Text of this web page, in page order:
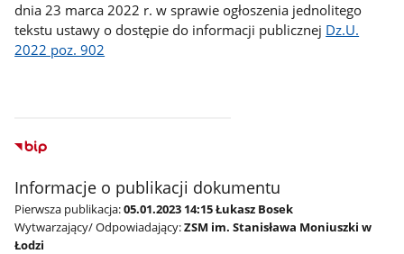
dnia 23 marca 2022 r. w sprawie ogłoszenia jednolitego
tekstu ustawy o dostępie do informacji publicznej Dz.U.
2022 poz. 902
Informacje o publikacji dokumentu
Pierwsza publikacja:05.01.2023 14:15 Łukasz Bosek
Wytwarzający/ Odpowiadający:ZSM im. Stanisława Moniuszki w
Łodzi